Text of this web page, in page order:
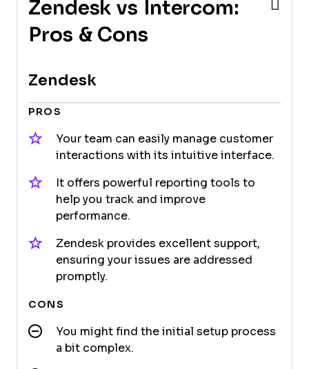
Zendesk vs Intercom:
Pros & Cons
Zendesk
PROS
Your team can easily manage customer
interactions with its intuitive interface.
It offers powerful reporting tools to
help you track and improve
performance.
Zendesk provides excellent support,
ensuring your issues are addressed
promptly.
CONS
You might find the initial setup process
a bit complex.